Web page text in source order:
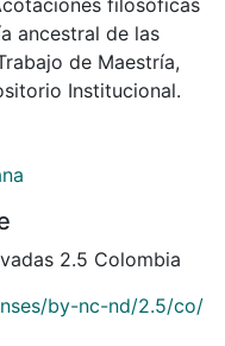
filosóficas
ancestral de las
de Maestría,
Institucional.
2.5 Colombia
by-nc-nd/2.5/co/